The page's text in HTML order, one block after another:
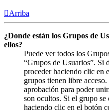
Arriba
¿Donde están los Grupos de
ellos?
Puede ver todos los
“Grupos de Usuarios”. Si
proceder haciendo clic en
grupos tienen libre
aprobación para poder
son ocultos. Si el grupo se
haciendo clic en el botón